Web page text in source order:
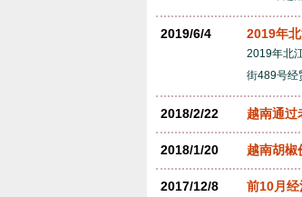
2019/6/4 2019年
2019年北
街489号经
2018/2/22 越南通过
2018/1/20 越南胡椒
2017/12/8 前10月